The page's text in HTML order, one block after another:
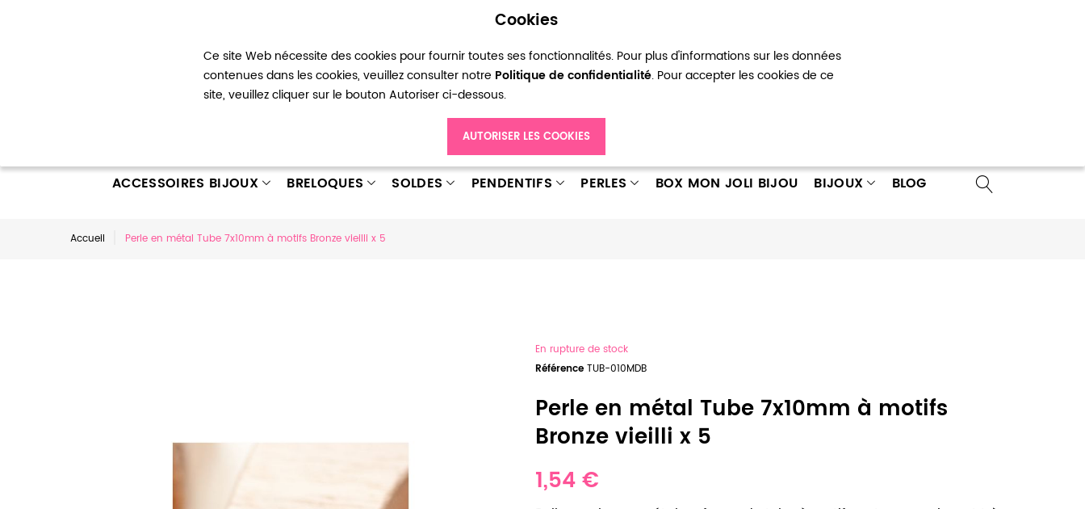
Cookies
Ce site Web nécessite des cookies pour fournir toutes ses fonctionnalités. Pour plus d'informations sur les données
contenues dans les cookies, veuillez consulter notre Politique de confidentialité. Pour accepter les cookies de ce
site, veuillez cliquer sur le bouton Autoriser ci-dessous.
AUTORISER LES COOKIES
Mon compte Ma liste d’envies Connexion Créer un compte
ACCESSOIRES BIJOUX BRELOQUES SOLDES PENDENTIFS PERLES BOX MON JOLI BIJOU BIJOUX BLOG
Accueil Perle en métal Tube 7x10mm à motifs Bronze vieilli x 5
En rupture de stock
Référence TUB-010MDB
Perle en métal Tube 7x10mm à motifs
Bronze vieilli x 5
1,54 €